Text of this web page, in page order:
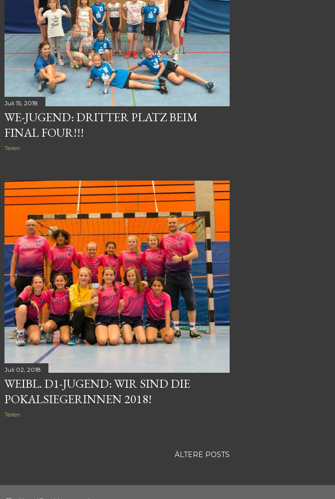
Juli 15, 2018
WE-JUGEND: DRITTER PLATZ BEIM
FINAL FOUR!!!
Teilen
Juli 02, 2018
WEIBL. D1-JUGEND: WIR SIND DIE
POKALSIEGERINNEN 2018!
Teilen
ÄLTERE POSTS